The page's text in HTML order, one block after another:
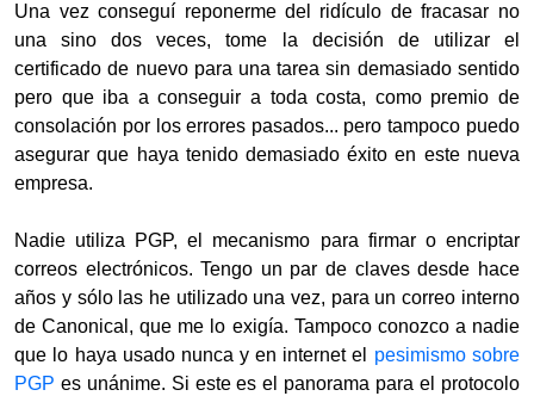
Una vez conseguí reponerme del ridículo de fracasar no
una sino dos veces, tome la decisión de utilizar el
certificado de nuevo para una tarea sin demasiado sentido
pero que iba a conseguir a toda costa, como premio de
consolación por los errores pasados... pero tampoco puedo
asegurar que haya tenido demasiado éxito en este nueva
empresa.
Nadie utiliza PGP, el mecanismo para firmar o encriptar
correos electrónicos. Tengo un par de claves desde hace
años y sólo las he utilizado una vez, para un correo interno
de Canonical, que me lo exigía. Tampoco conozco a nadie
que lo haya usado nunca y en internet el pesimismo sobre
PGP es unánime. Si este es el panorama para el protocolo